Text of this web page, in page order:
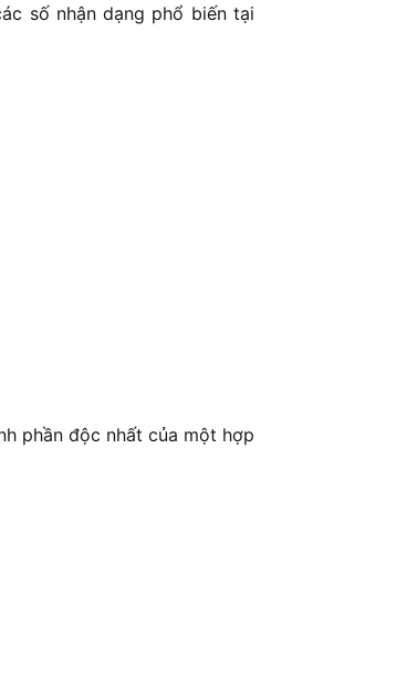
số nhận dạng phổ biến tại
phần độc nhất của một hợp